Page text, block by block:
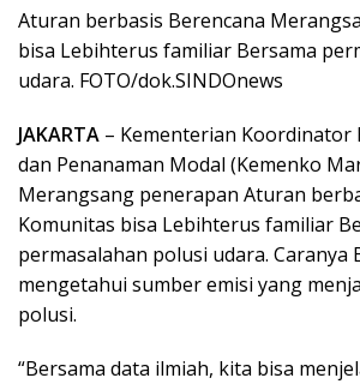
Aturan berbasis Berencana
bisa Lebihterus familiar Bersama
udara. FOTO/dok.SINDOnews
JAKARTA – Kementerian Koordinator
dan Penanaman Modal (Kemenko
Merangsang penerapan Aturan
Komunitas bisa Lebihterus familiar
permasalahan polusi udara. Caranya
mengetahui sumber emisi yang
polusi.
“Bersama data ilmiah, kita bisa